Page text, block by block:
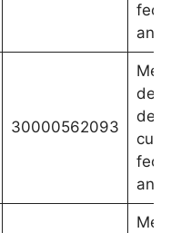
fecha
30000562093
del 2
de
fecha